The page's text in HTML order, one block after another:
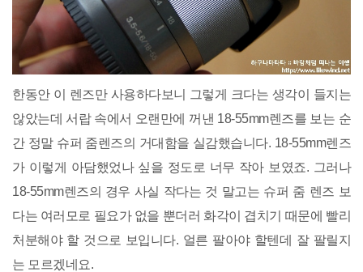
한동안 이 렌즈만 사용하다보니 그렇게 크다는 생각이 들지는
않았는데 서랍 속에서 오랜만에 꺼낸 18-55mm렌즈를 보는 순
간 정말 슈퍼 줌렌즈의 거대함을 실감했습니다. 18-55mm렌즈
가 이렇게 아담했었나 싶을 정도로 너무 작아 보였죠. 그러나
18-55mm렌즈의 경우 사실 작다는 것 말고는 슈퍼 줌 렌즈 보
다는 여러모로 필요가 없을 뿐더러 화각이 겹치기 때문에 빨리
처분해야 할 것으로 보입니다. 얼른 팔아야 할텐데 잘 팔릴지
는 모르겠네요.